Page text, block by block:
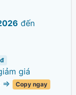
đến
giá
Copy ngay